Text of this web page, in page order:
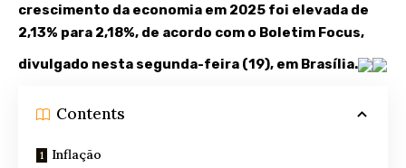
crescimento da economia em 2025 foi elevada de
2,13% para 2,18%, de acordo com o Boletim Focus,
divulgado nesta segunda-feira (19), em Brasília.
Contents
Inflação